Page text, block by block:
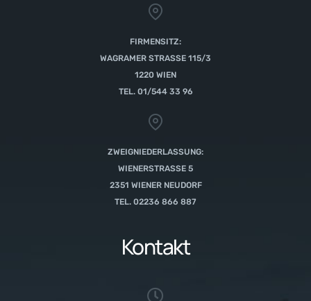
FIRMENSITZ:
WAGRAMER STRASSE 115/3
1220 WIEN
TEL. 01/544 33 96
ZWEIGNIEDERLASSUNG:
WIENERSTRASSE 5
2351 WIENER NEUDORF
TEL. 02236 866 887
Kontakt